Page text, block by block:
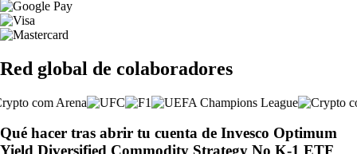
Red global de colaboradores
Qué hacer tras abrir tu cuenta de Invesco Optimum